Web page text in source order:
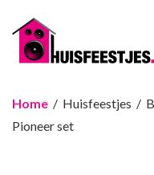
Home / Huisfeestjes /
Pioneer set